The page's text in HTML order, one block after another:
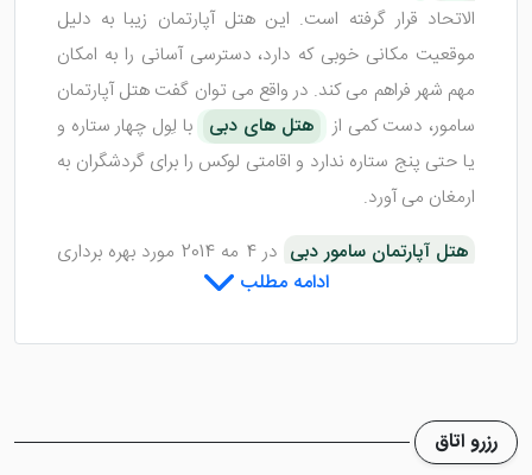
الاتحاد قرار گرفته است. این هتل آپارتمان زیبا به دلیل
موقعیت مکانی خوبی که دارد، دسترسی آسانی را به امکان
مهم شهر فراهم می کند. در واقع می توان گفت هتل آپارتمان
سامور، دست کمی از
هتل های دبی با لِول چهار ستاره و
یا حتی پنج ستاره ندارد و اقامتی لوکس را برای گردشگران به
ارمغان می آورد.
هتل آپارتمان سامور دبی
در 4 مه 2014 مورد بهره برداری
قرار گرفت و در طی 6 سال توانسته محبوبیت بالایی در بین
هتل آپارتمان می پردازیم.
ادامه مطلب
رزرو اتاق